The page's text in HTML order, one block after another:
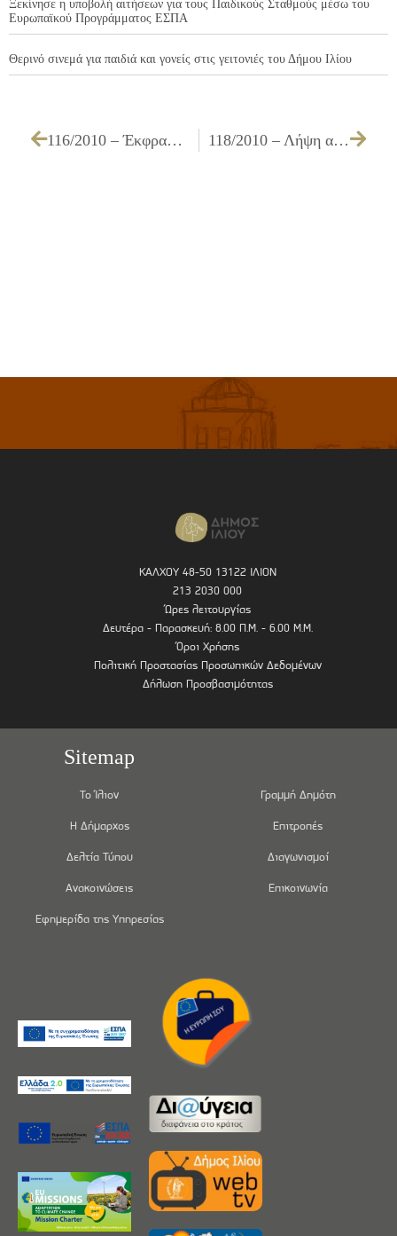
Ξεκίνησε η υποβολή αιτήσεων για τους Παιδικούς Σταθμούς μέσω του
Ευρωπαϊκού Προγράμματος ΕΣΠΑ
Θερινό σινεμά για παιδιά και γονείς στις γειτονιές του Δήμου Ιλίου
116/2010 – Έκφραση σύμφωνης γνώμης για την αναμόρφωση του προϋπολογισμού του Ν.Π. Δ.Α.Ο. Ιλίου, οικονομικού έτους 2010 118/2010 – Λήψη απόφασης για τη χορήγηση παράτασης προθεσμίας εκτέλεσης του έργου ΣΥΝΤΗΡΗΣΗ – ΕΠΙΣΚΕΥΗ ΟΔΟΣΤΡΩΜΑΤΩΝ (ΛΑΚΚΟΥΒΕΣ) ΕΡΓ. Α3/08
ΚΑΛΧΟΥ 48-50 13122 ΙΛΙΟΝ
213 2030 000
Ώρες λειτουργίας
Δευτέρα - Παρασκευή: 8.00 Π.Μ. - 6.00 Μ.Μ.
Όροι Χρήσης
Πολιτική Προστασίας Προσωπικών Δεδομένων
Δήλωση Προσβασιμότητας
Sitemap
Το Ίλιον
Η Δήμαρχος
Δελτία Τύπου
Ανακοινώσεις
Εφημερίδα της Υπηρεσίας
Γραμμή Δημότη
Επιτροπές
Διαγωνισμοί
Επικοινωνία